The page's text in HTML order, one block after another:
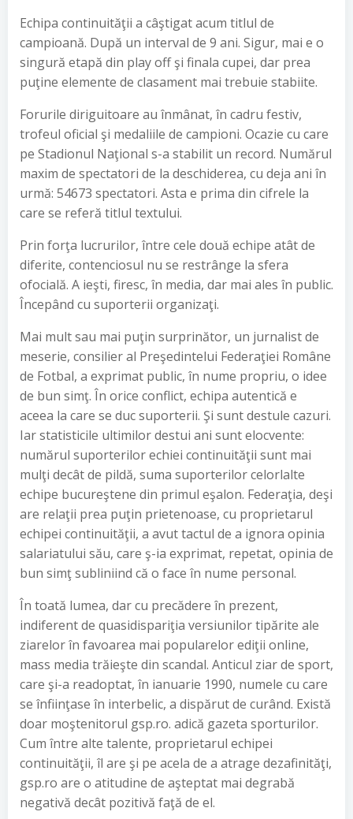
Echipa continuităţii a câştigat acum titlul de
campioană. După un interval de 9 ani. Sigur, mai e o
singură etapă din play off şi finala cupei, dar prea
puţine elemente de clasament mai trebuie stabiite.
Forurile diriguitoare au înmânat, în cadru festiv,
trofeul oficial şi medaliile de campioni. Ocazie cu care
pe Stadionul Naţional s-a stabilit un record. Numărul
maxim de spectatori de la deschiderea, cu deja ani în
urmă: 54673 spectatori. Asta e prima din cifrele la
care se referă titlul textului.
Prin forţa lucrurilor, între cele două echipe atât de
diferite, contenciosul nu se restrânge la sfera
ofocială. A ieşti, firesc, în media, dar mai ales în public.
Începând cu suporterii organizaţi.
Mai mult sau mai puţin surprinător, un jurnalist de
meserie, consilier al Preşedintelui Federaţiei Române
de Fotbal, a exprimat public, în nume propriu, o idee
de bun simţ. În orice conflict, echipa autentică e
aceea la care se duc suporterii. Şi sunt destule cazuri.
Iar statisticile ultimilor destui ani sunt elocvente:
numărul suporterilor echiei continuităţii sunt mai
mulţi decât de pildă, suma suporterilor celorlalte
echipe bucureştene din primul eşalon. Federaţia, deşi
are relaţii prea puţin prietenoase, cu proprietarul
echipei continuităţii, a avut tactul de a ignora opinia
salariatului său, care ş-ia exprimat, repetat, opinia de
bun simţ subliniind că o face în nume personal.
În toată lumea, dar cu precădere în prezent,
indiferent de quasidispariţia versiunilor tipărite ale
ziarelor în favoarea mai popularelor ediţii online,
mass media trăieşte din scandal. Anticul ziar de sport,
care şi-a readoptat, în ianuarie 1990, numele cu care
se înfiinţase în interbelic, a dispărut de curând. Există
doar moştenitorul gsp.ro. adică gazeta sporturilor.
Cum între alte talente, proprietarul echipei
continuităţii, îl are şi pe acela de a atrage dezafinităţi,
gsp.ro are o atitudine de aşteptat mai degrabă
negativă decât pozitivă faţă de el.